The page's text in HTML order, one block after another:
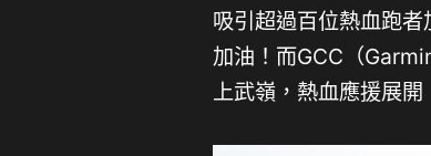
吸引超過百位熱血跑
加油！而GCC（
上武嶺，熱血應援展